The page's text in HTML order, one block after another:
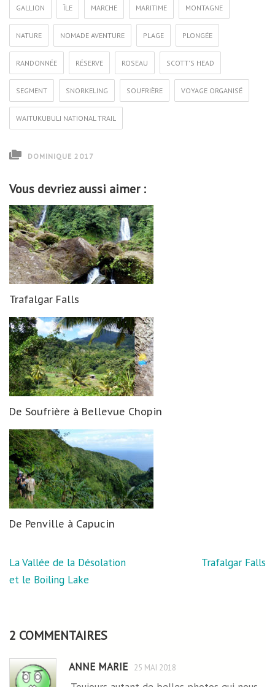
GALLION ÎLE MARCHE MARITIME MONTAGNE
NATURE NOMADE AVENTURE PLAGE PLONGÉE
RANDONNÉE RÉSERVE ROSEAU SCOTT'S HEAD
SEGMENT SNORKELING SOUFRIÈRE VOYAGE ORGANISÉ
WAITUKUBULI NATIONAL TRAIL
DOMINIQUE 2017
Vous devriez aussi aimer :
Trafalgar Falls
De Soufrière à Bellevue Chopin
De Penville à Capucin
Navigation
de
La Vallée de la Désolation
et le Boiling Lake
Trafalgar Falls
2 COMMENTAIRES
ANNE MARIE 25 MAI 2018